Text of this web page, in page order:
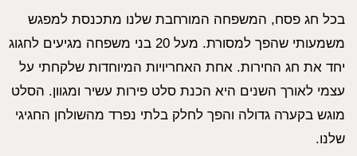
בכל חג פסח, המשפחה המורחבת שלנו מתכנסת למפגש
משמעותי שהפך למסורת. מעל 20 בני משפחה מגיעים לחגוג
יחד את חג החירות. אחת האחריויות המיוחדות שלקחתי על
עצמי לאורך השנים היא הכנת סלט פירות עשיר ומגוון. הסלט
מוגש בקערה גדולה והפך לחלק בלתי נפרד מהשולחן החגיגי
שלנו.